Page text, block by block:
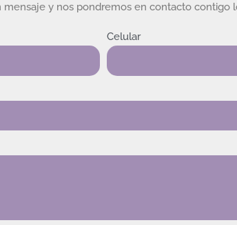
mensaje y nos pondremos en contacto contigo
Celular